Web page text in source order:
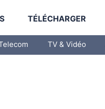
TÉLÉCHARGER
TV & Vidéo